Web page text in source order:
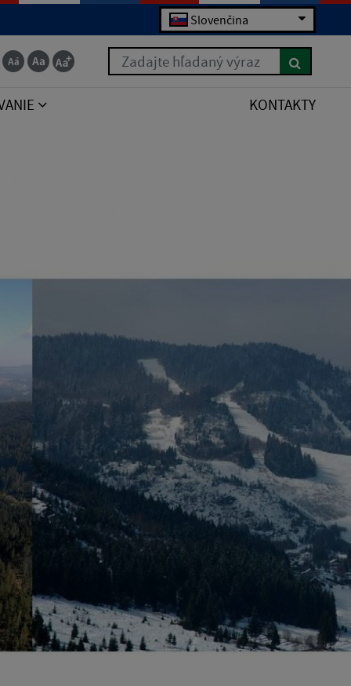
Slovenčina
Zadajte hľadaný výraz
KONTAKTY